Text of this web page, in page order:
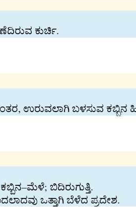
ಕುರ್ಚಿ.
ಉರುವಲಾಗಿ ಬಳಸುವ ಕಬ್ಬಿನ
ಬಿದಿರುಗುತ್ತಿ.
ಒತ್ತಾಗಿ ಬೆಳೆದ ಪ್ರದೇಶ.